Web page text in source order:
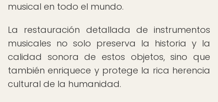
musical en todo el mundo.
La restauración detallada de instrumentos
musicales no solo preserva la historia y la
calidad sonora de estos objetos, sino que
también enriquece y protege la rica herencia
cultural de la humanidad.